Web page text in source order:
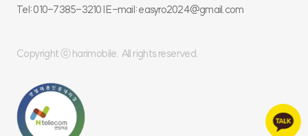
Tel: 010-7385-3210 l E-mail: easyro2024@gmail.com
Copyright ⓒ harimobile. All rights reserved.